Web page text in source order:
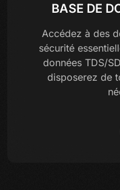
BASE DE
Accédez à des
sécurité
données TDS/
disposerez de